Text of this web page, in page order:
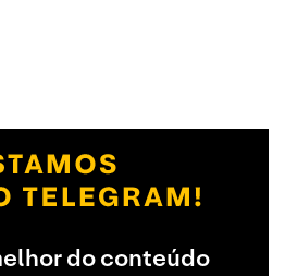
do conteúdo